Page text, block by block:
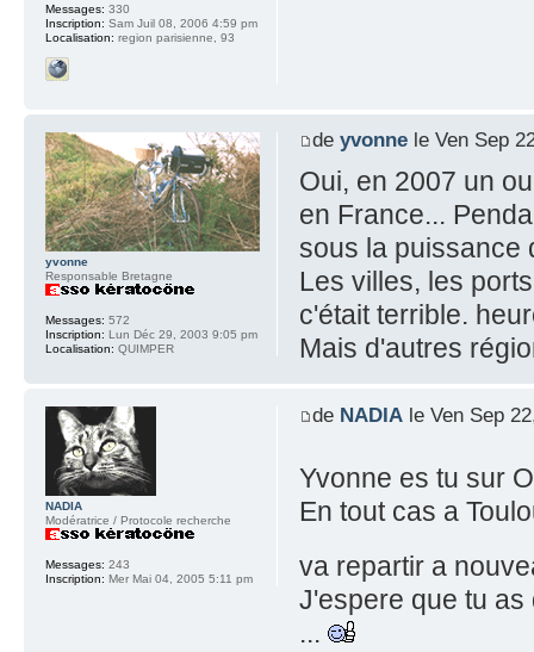
Messages: 330
Inscription: Sam Juil 08, 2006 4:59 pm
Localisation: region parisienne, 93
de yvonnele Ven Sep
Oui, en 2007 un
en France...
sous la puissance
Les villes, les
c'était terrible.
Mais d'autres
yvonne
Responsable Bretagne
Messages: 572
Inscription: Lun Déc 29, 2003 9:05 pm
Localisation: QUIMPER
de NADIAle Ven Sep
Yvonne es tu sur
En tout cas a
va repartir a
J'espere que tu
...
NADIA
Modératrice / Protocole recherche
Messages: 243
Inscription: Mer Mai 04, 2005 5:11 pm